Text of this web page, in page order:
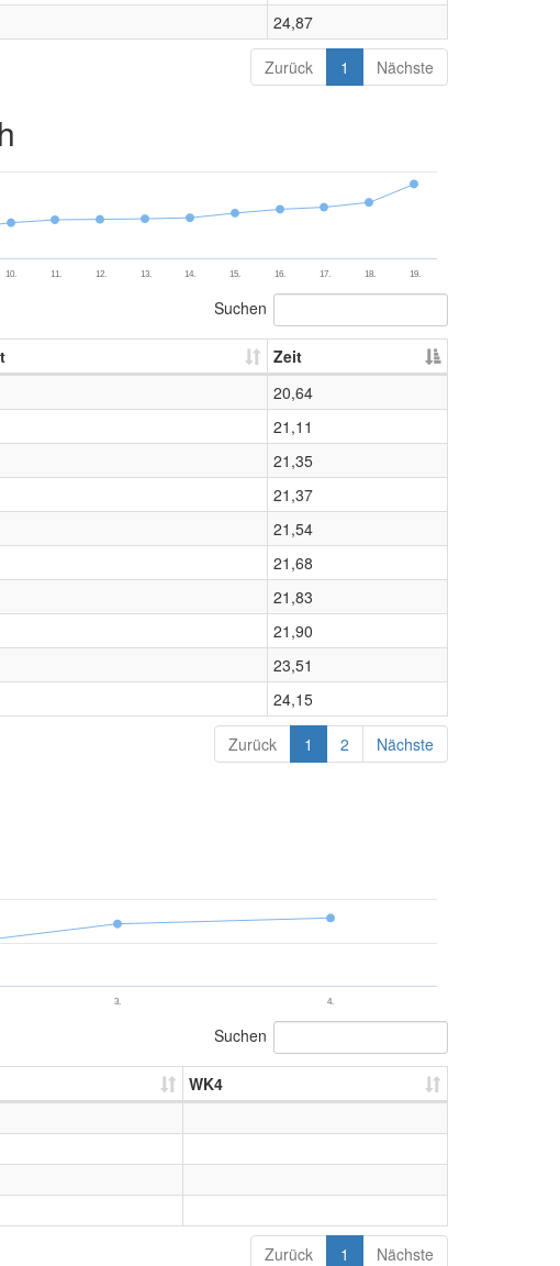
24,87
Zurück 1 Nächste
10. 11. 12. 13. 14. 15. 16. 17. 18. 19.
Suchen
Zeit
20,64
21,11
21,35
21,37
21,54
21,68
21,83
21,90
23,51
24,15
Zurück 1 2 Nächste
3. 4.
Suchen
WK4
Zurück 1 Nächste